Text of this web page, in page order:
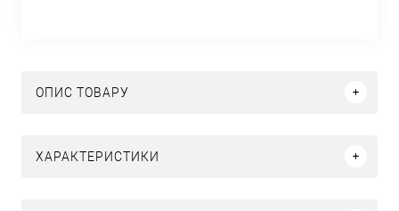
ОПИС ТОВАРУ
ХАРАКТЕРИСТИКИ